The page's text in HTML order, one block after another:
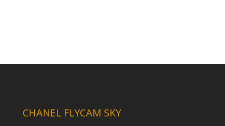
CHANEL FLYCAM SKY